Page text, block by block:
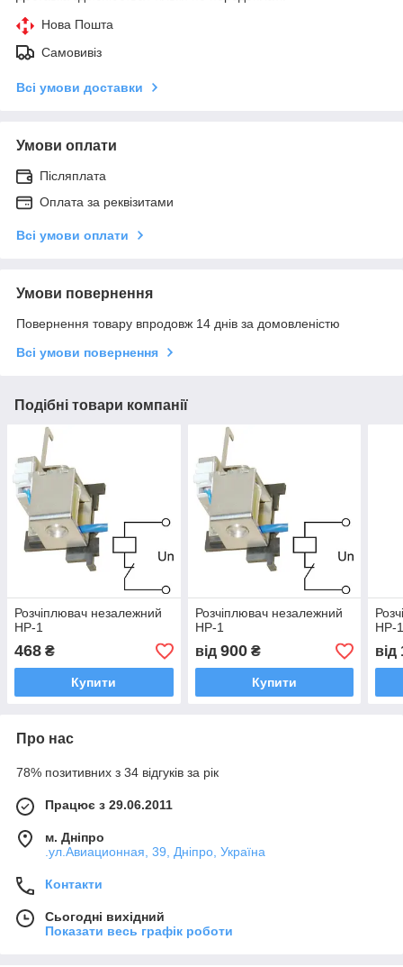
Нова Пошта
Самовивіз
Всі умови доставки
Умови оплати
Післяплата
Оплата за реквізитами
Всі умови оплати
Умови повернення
Повернення товару впродовж 14 днів за домовленістю
Всі умови повернення
Подібні товари компанії
Розчіплювач незалежний
НР-1
468 ₴
Купити
Розчіплювач незалежний
НР-1
від 900₴
Купити
НР-
від
Про нас
78% позитивних з 34 відгуків за рік
Працює з 29.06.2011
м. Дніпро
.ул.Авиационная, 39, Дніпро, Україна
Контакти
Сьогодні вихідний
Показати весь графік роботи